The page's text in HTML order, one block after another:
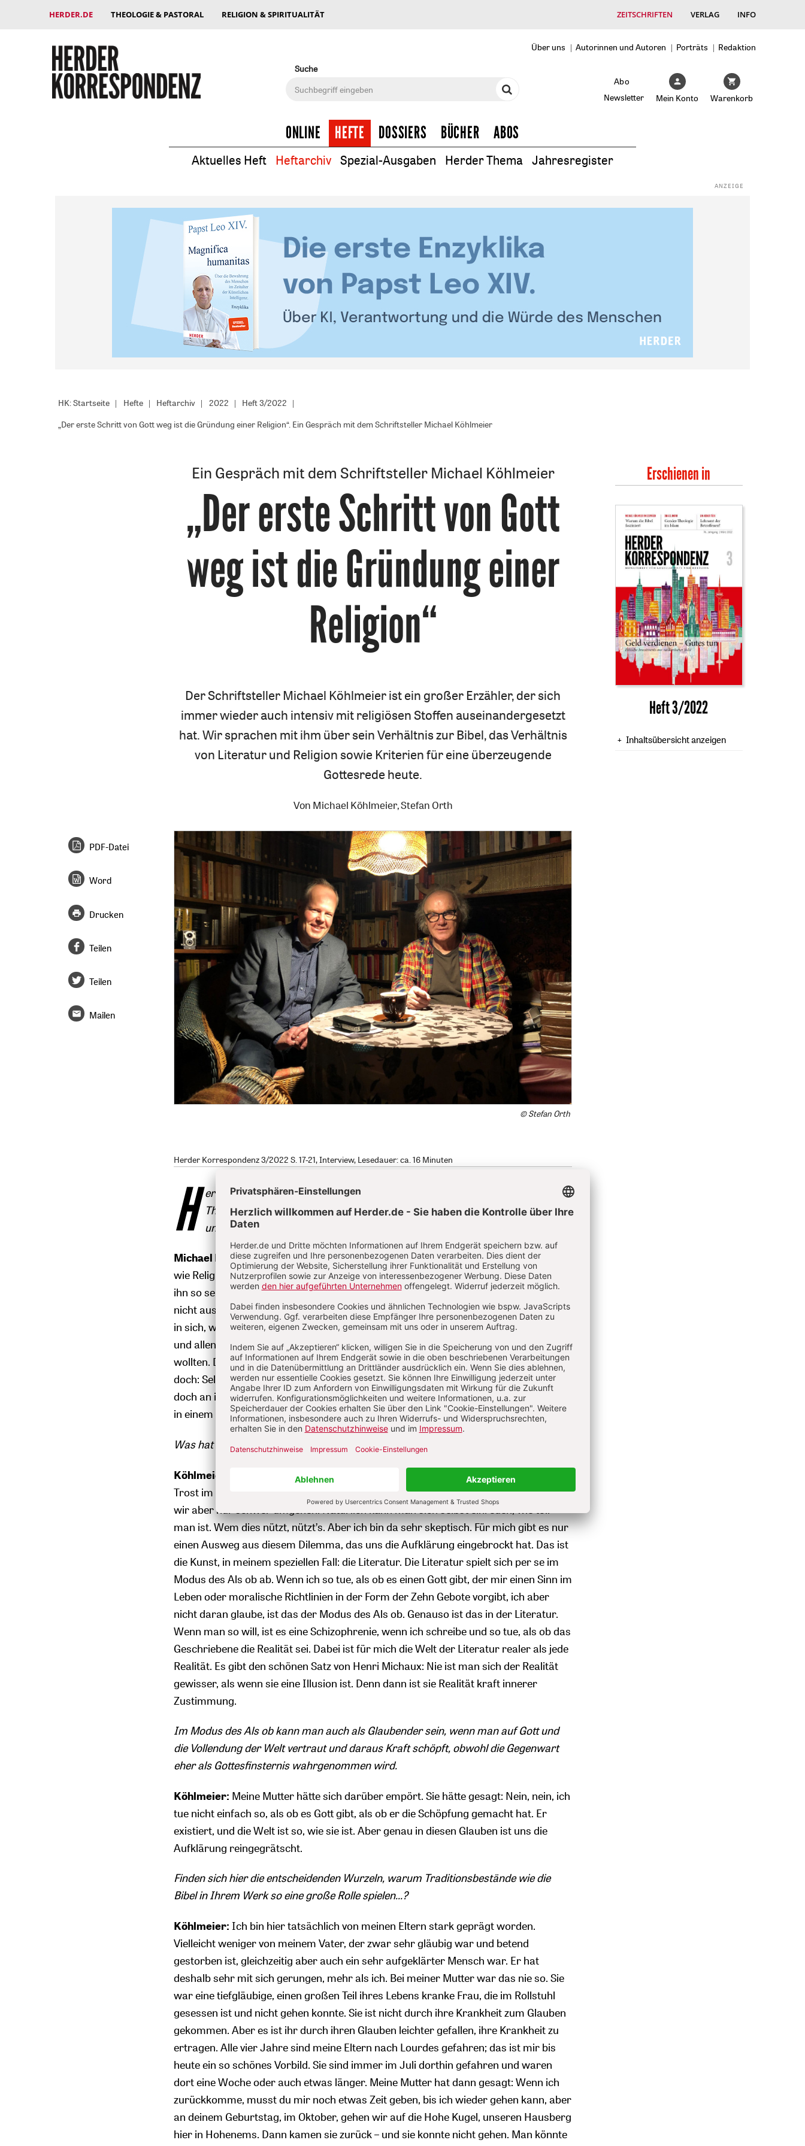
HERDER.DE THEOLOGIE & PASTORAL RELIGION & SPIRITUALITÄT ZEITSCHRIFTEN VERLAG INFO
Über uns Autorinnen und Autoren Porträts
Redaktion
Suche
Abo
Newsletter
Mein Konto Warenkorb
ONLINE HEFTE DOSSIERS BÜCHER ABOS
Aktuelles Heft Heftarchiv Spezial-Ausgaben Herder Thema Jahresregister
HK: Startseite Hefte Heftarchiv 2022 Heft 3/2022
„Der erste Schritt von Gott weg ist die Gründung einer Religion“. Ein Gespräch mit dem Schriftsteller Michael Köhlmeier
Ein Gespräch mit dem Schriftsteller Michael Köhlmeier
:
„Der erste Schritt von Gott
weg ist die Gründung einer
Religion“
Der Schriftsteller Michael Köhlmeier ist ein großer Erzähler, der sich
immer wieder auch intensiv mit religiösen Stoffen auseinandergesetzt
hat. Wir sprachen mit ihm über sein Verhältnis zur Bibel, das Verhältnis
von Literatur und Religion sowie Kriterien für eine überzeugende
Gottesrede heute.
Von Michael Köhlmeier,Stefan Orth
© Stefan Orth
Herder Korrespondenz 3/2022 S. 17-21, Interview, Lesedauer: ca. 16 Minuten
H err Köhlmeier, Sie äußern sich immer wieder auch mit beißender Kritik zum
Thema Glauben, trotzdem finden sich in Ihren Romanen viele religiöse Stoffe
und Motive, Figuren und Zitate. Welche Rolle spielt für Sie die Religion?
Michael Köhlmeier:Sogar wenn wir keine Religion haben, benötigen wir so etwas
wie Religion. Auch wenn es stimmt, dass Gott nach Nietzsche tot ist, brauchen wir
ihn so sehr. Vielleicht sind wir einfach noch nicht reif dazu: Aber es geht sich logisch
nicht aus, dass man selbst die eigene Instanz für alles ist. Es wäre ein Widerspruch
in sich, wenn wir alle unsere ethischen Kriterien und alle Phantasie, allen Glauben
und allen Sinn selbst machen wollten oder als von uns selbst gemacht ansehen
wollten. Das gilt auch dann, wenn man alles selbst gemacht hat. Das Paradoxe ist
doch: Selbst wenn wir den Gott gemacht haben, an den wir glauben, so glauben wir
doch an ihn. Nach der Aufklärung und durch die Naturwissenschaften stehen wir da
in einem großen Dilemma.
Was hat sich denn in den vergangenen Jahrhunderten so grundlegend geändert?
Köhlmeier:
Wenn man die Aufklärung konsequent zu Ende denken wollte, würde
Trost im Leben nur aus uns selbst kommen. Mit dieser Selbstbezüglichkeit können
wir aber nur schwer umgehen. Natürlich kann man sich selbst einreden, wie toll
man ist. Wem dies nützt, nützt’s. Aber ich bin da sehr skeptisch. Für mich gibt es nur
einen Ausweg aus diesem Dilemma, das uns die Aufklärung eingebrockt hat. Das ist
die Kunst, in meinem speziellen Fall: die Literatur. Die Literatur spielt sich per se im
Modus des Als ob ab. Wenn ich so tue, als ob es einen Gott gibt, der mir einen Sinn im
Leben oder moralische Richtlinien in der Form der Zehn Gebote vorgibt, ich aber
nicht daran glaube, ist das der Modus des Als ob. Genauso ist das in der Literatur.
Wenn man so will, ist es eine Schizophrenie, wenn ich schreibe und so tue, als ob das
Geschriebene die Realität sei. Dabei ist für mich die Welt der Literatur realer als jede
Realität. Es gibt den schönen Satz von Henri Michaux: Nie ist man sich der Realität
gewisser, als wenn sie eine Illusion ist. Denn dann ist sie Realität kraft innerer
Zustimmung.
Im Modus des Als ob kann man auch als Glaubender sein, wenn man auf Gott und
die Vollendung der Welt vertraut und daraus Kraft schöpft, obwohl die Gegenwart
eher als Gottesfinsternis wahrgenommen wird.
Köhlmeier: Meine Mutter hätte sich darüber empört. Sie hätte gesagt: Nein, nein, ich
tue nicht einfach so, als ob es Gott gibt, als ob er die Schöpfung gemacht hat. Er
existiert, und die Welt ist so, wie sie ist. Aber genau in diesen Glauben ist uns die
Aufklärung reingegrätscht.
Finden sich hier die entscheidenden Wurzeln, warum Traditionsbestände wie die
Bibel in Ihrem Werk so eine große Rolle spielen...?
Köhlmeier: Ich bin hier tatsächlich von meinen Eltern stark geprägt worden.
Vielleicht weniger von meinem Vater, der zwar sehr gläubig war und betend
gestorben ist, gleichzeitig aber auch ein sehr aufgeklärter Mensch war. Er hat
deshalb sehr mit sich gerungen, mehr als ich. Bei meiner Mutter war das nie so. Sie
war eine tiefgläubige, einen großen Teil ihres Lebens kranke Frau, die im Rollstuhl
gesessen ist und nicht gehen konnte. Sie ist nicht durch ihre Krankheit zum Glauben
gekommen. Aber es ist ihr durch ihren Glauben leichter gefallen, ihre Krankheit zu
ertragen. Alle vier Jahre sind meine Eltern nach Lourdes gefahren; das ist mir bis
heute ein so schönes Vorbild. Sie sind immer im Juli dorthin gefahren und waren
dort eine Woche oder auch etwas länger. Meine Mutter hat dann gesagt: Wenn ich
zurückkomme, musst du mir noch etwas Zeit geben, bis ich wieder gehen kann, aber
an deinem Geburtstag, im Oktober, gehen wir auf die Hohe Kugel, unseren Hausberg
hier in Hohenems. Dann kamen sie zurück – und sie konnte nicht gehen. Man könnte
PDF-Datei
Word
Drucken
Teilen
Teilen
Mailen
Erschienen in
Heft 3/2022
Inhaltsübersicht anzeigen